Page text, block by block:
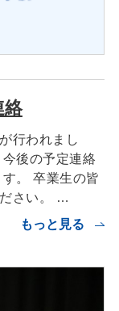
絡
行われまし
後の予定連絡
。 卒業生の皆
さい。 …
もっと見る